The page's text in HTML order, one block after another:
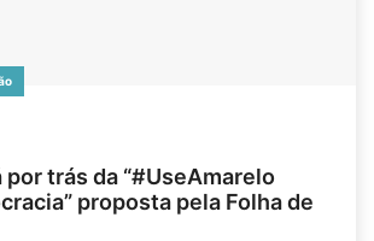
por trás da “#UseAmarelo
proposta pela Folha de